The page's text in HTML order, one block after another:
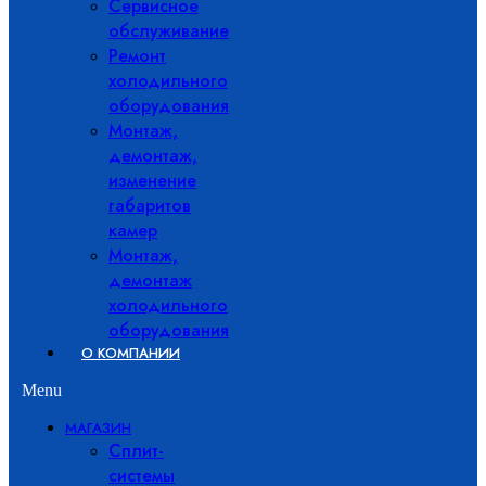
Сервисное
обслуживание
Ремонт
холодильного
оборудования
Монтаж,
демонтаж,
изменение
габаритов
камер
Монтаж,
демонтаж
холодильного
оборудования
О КОМПАНИИ
Menu
МАГАЗИН
Сплит-
системы